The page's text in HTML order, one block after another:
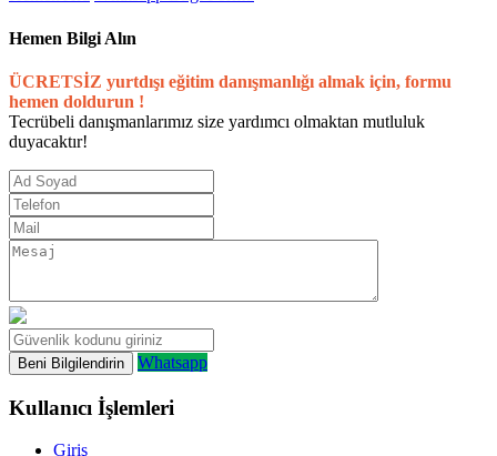
Hemen Bilgi Alın
ÜCRETSİZ yurtdışı eğitim danışmanlığı almak için, formu
hemen doldurun !
Tecrübeli danışmanlarımız size yardımcı olmaktan mutluluk
duyacaktır!
Whatsapp
Kullanıcı İşlemleri
Giriş